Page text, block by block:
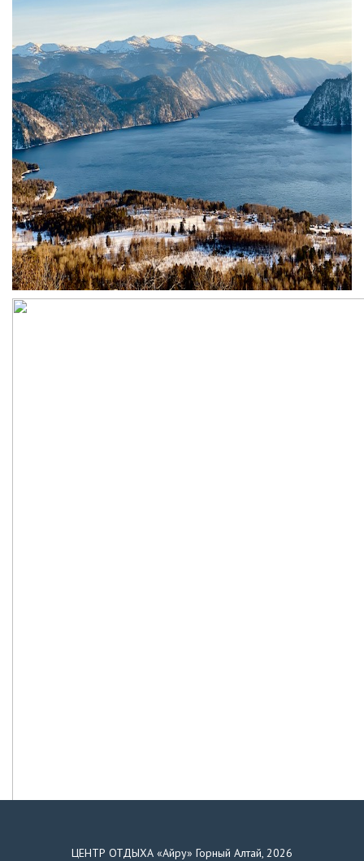
ЦЕНТР ОТДЫХА «Айру» Горный Алтай, 2026